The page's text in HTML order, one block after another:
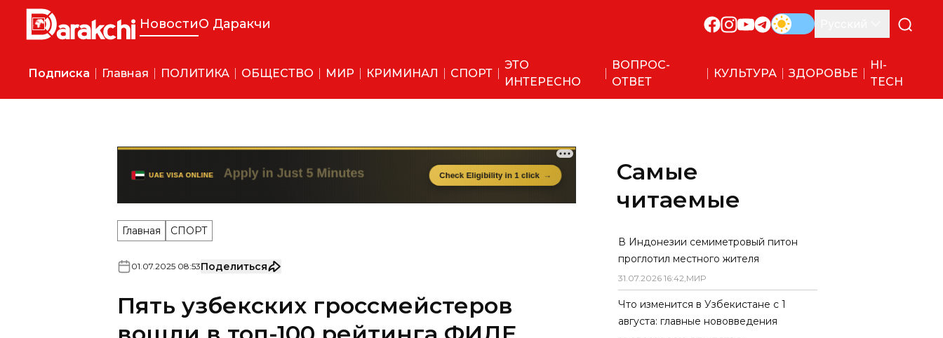
НовостиО Даракчи
Подписка Главная ПОЛИТИКА ОБЩЕСТВО МИР КРИМИНАЛ СПОРТ
ЭТО
ИНТЕРЕСНО
ВОПРОС-
ОТВЕТ
КУЛЬТУРА ЗДОРОВЬЕ
HI-
TECH
Главная СПОРТ
01 07 2025 08:53Поделиться
Пять узбекских гроссмейстеров
Самые
читаемые
В Индонезии семиметровый питон
проглотил местного жителя
31.07.2026 16:42,МИР
Что изменится в Узбекистане с 1
августа: главные нововведения